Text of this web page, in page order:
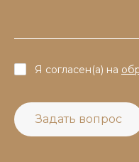
Задать вопрос
Я согласен(а) на